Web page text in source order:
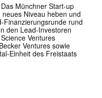
Münchner Start-up
Niveau heben und
Finanzierungsrunde rund
den Lead-Investoren
Ventures
Ventures sowie
Einheit des Freistaats